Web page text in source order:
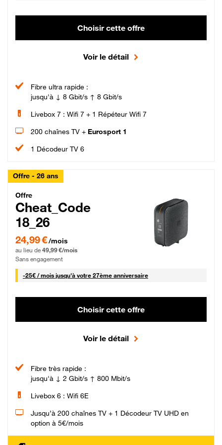
Choisir cette offre
Voir le détail
Fibre ultra rapide :
jusqu'à ↓ 8 Gbit/s ↑ 8 Gbit/s
Livebox 7 : Wifi 7 + 1 Répéteur Wifi 7
200 chaînes TV + Eurosport 1
1 Décodeur TV 6
Offre - 26 ans
Cheat_Code Fibre_18_26
Offre
Cheat_Code
18_26
24,99 € par mois pendant 0 mois puis 49,99 € par mois, Sans engagement
24,99 €/mois
au lieu de 49,99 €/mois
Sans engagement
-25€ / mois25 € par mois
jusqu'à votre 27ème anniversaire
Choisir cette offre
Voir le détail
Fibre très rapide :
jusqu'à ↓ 2 Gbit/s ↑ 800 Mbit/s
Livebox 6 : Wifi 6E
Jusqu’à 200 chaînes TV + 1 Décodeur TV UHD en
option à 5€/mois